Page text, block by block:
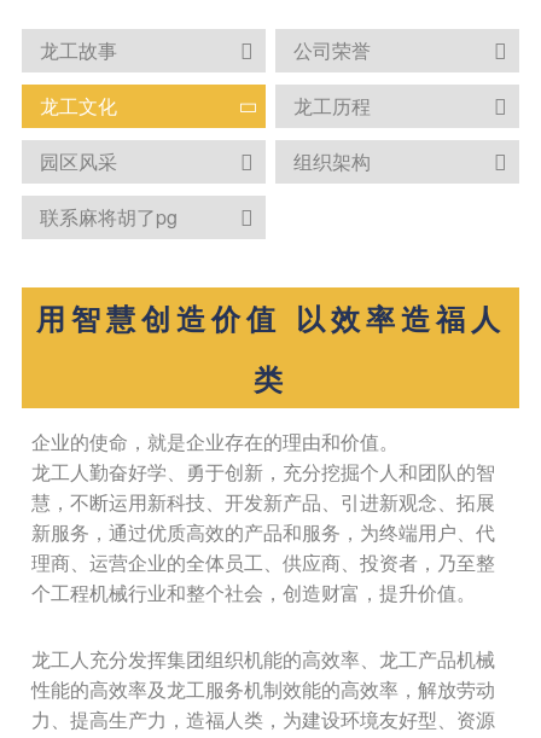
龙工故事  公司荣誉 
龙工文化  龙工历程 
园区风采  组织架构 
联系麻将胡了pg 
用智慧创造价值 以效率造福人
类
企业的使命，就是企业存在的理由和价值。
龙工人勤奋好学、勇于创新，充分挖掘个人和团队的智
慧，不断运用新科技、开发新产品、引进新观念、拓展
新服务，通过优质高效的产品和服务，为终端用户、代
理商、运营企业的全体员工、供应商、投资者，乃至整
个工程机械行业和整个社会，创造财富，提升价值。
龙工人充分发挥集团组织机能的高效率、龙工产品机械
性能的高效率及龙工服务机制效能的高效率，解放劳动
力、提高生产力，造福人类，为建设环境友好型、资源